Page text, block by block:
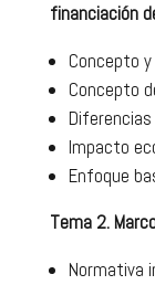
financiación
Concepto
Concepto
Diferencias
Impacto
Enfoque
Tema 2.
Normativa